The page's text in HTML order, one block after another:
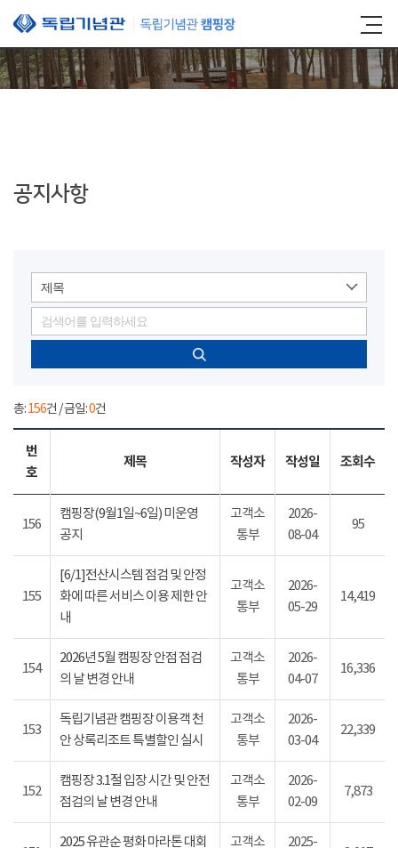
본문 바로가기
공지사항
제목
총:156건 / 금일:0건
번
호
제목 작성자 작성일 조회수
156
캠핑장(9월1일~6일) 미운영
공지
고객소
통부
2026-
08-04
95
155
[6/1]전산시스템 점검 및 안정
화에 따른 서비스 이용 제한 안
내
고객소
통부
2026-
05-29
14,419
154
2026년 5월 캠핑장 안점 점검
의 날 변경 안내
고객소
통부
2026-
04-07
16,336
153
독립기념관 캠핑장 이용객 천
안 상록리조트 특별할인 실시
고객소
통부
2026-
03-04
22,339
152
캠핑장 3.1절 입장 시간 및 안전
점검의 날 변경 안내
고객소
통부
2026-
02-09
7,873
2025 유관순 평화 마라톤 대회
고객소
2025-